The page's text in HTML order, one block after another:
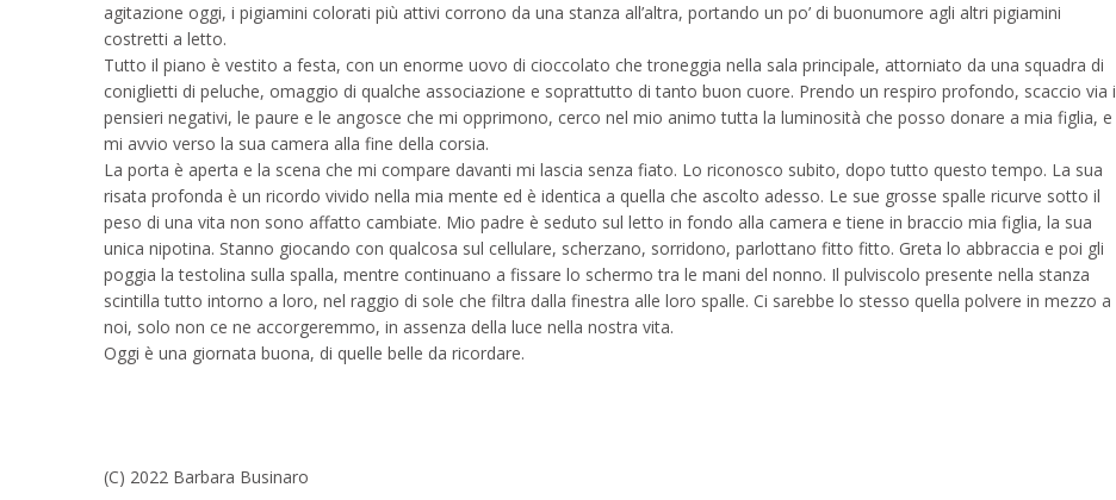
agitazione oggi, i pigiamini colorati più attivi corrono da una stanza all’altra, portando un po’ di buonumore agli altri pigiamini
costretti a letto.
Tutto il piano è vestito a festa, con un enorme uovo di cioccolato che troneggia nella sala principale, attorniato da una squadra di
coniglietti di peluche, omaggio di qualche associazione e soprattutto di tanto buon cuore. Prendo un respiro profondo, scaccio via i
pensieri negativi, le paure e le angosce che mi opprimono, cerco nel mio animo tutta la luminosità che posso donare a mia figlia, e
mi avvio verso la sua camera alla fine della corsia.
La porta è aperta e la scena che mi compare davanti mi lascia senza fiato. Lo riconosco subito, dopo tutto questo tempo. La sua
risata profonda è un ricordo vivido nella mia mente ed è identica a quella che ascolto adesso. Le sue grosse spalle ricurve sotto il
peso di una vita non sono affatto cambiate. Mio padre è seduto sul letto in fondo alla camera e tiene in braccio mia figlia, la sua
unica nipotina. Stanno giocando con qualcosa sul cellulare, scherzano, sorridono, parlottano fitto fitto. Greta lo abbraccia e poi gli
poggia la testolina sulla spalla, mentre continuano a fissare lo schermo tra le mani del nonno. Il pulviscolo presente nella stanza
scintilla tutto intorno a loro, nel raggio di sole che filtra dalla finestra alle loro spalle. Ci sarebbe lo stesso quella polvere in mezzo a
noi, solo non ce ne accorgeremmo, in assenza della luce nella nostra vita.
Oggi è una giornata buona, di quelle belle da ricordare.
(C) 2022 Barbara Businaro